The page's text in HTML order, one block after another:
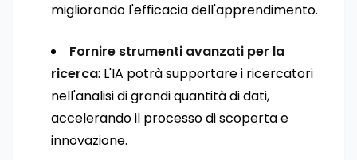
migliorando l'efficacia dell'apprendimento.
Fornire strumenti avanzati per la
ricerca: L'IA potrà supportare i ricercatori
nell'analisi di grandi quantità di dati,
accelerando il processo di scoperta e
innovazione.